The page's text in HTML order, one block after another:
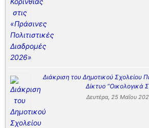
Διάκριση του Δημοτικού Σχολείου
Δίκτυο “Οικολογικά
Δευτέρα, 25 Μαΐου